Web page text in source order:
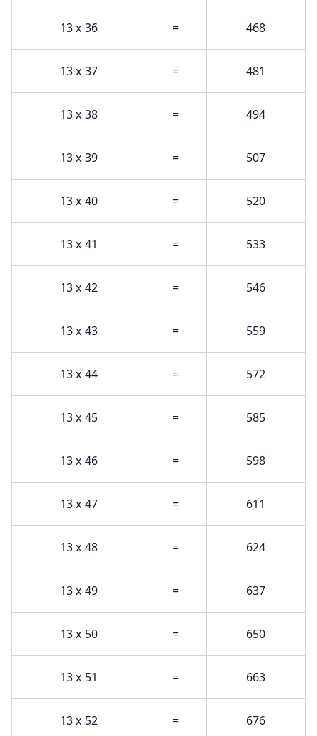
13 x 36 = 468
13 x 37 = 481
13 x 38 = 494
13 x 39 = 507
13 x 40 = 520
13 x 41 = 533
13 x 42 = 546
13 x 43 = 559
13 x 44 = 572
13 x 45 = 585
13 x 46 = 598
13 x 47 = 611
13 x 48 = 624
13 x 49 = 637
13 x 50 = 650
13 x 51 = 663
13 x 52 = 676